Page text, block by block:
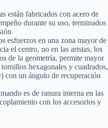
están fabricados con acero de
durante su uso, terminados
esfuerzos en una zona mayor de
el centro, no en las aristas, los
de la geometría, permite mayor
hexagonales y cuadrados,
con un ángulo de recuperación
es de ranura interna en las
con los accesorios y